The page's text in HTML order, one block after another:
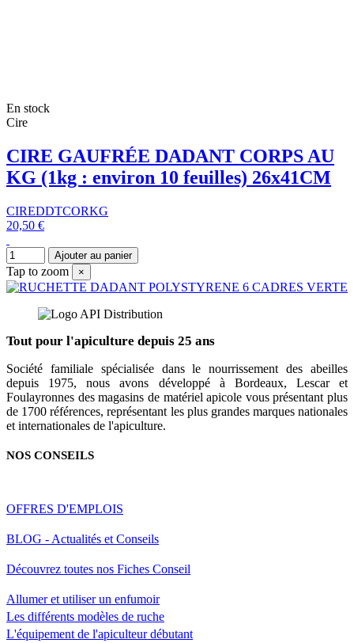
En stock
Cire
CIRE GAUFRÉE DADANT CORPS AU
KG (1kg : environ 10 feuilles) 26x41CM
CIREDDTCORKG
20,50 €
Ajouter au panier
Tap to zoom ×
Tout pour l'apiculture depuis 25 ans
Société familiale spécialisée dans le nourrissement des abeilles
depuis 1975, nous avons développé à Bordeaux, Lescar et
Foulayronnes des magasins de matériel apicole vous présentant plus
de 1700 références, représentant les plus grandes marques nationales
et internationales de l'apiculture.
NOS CONSEILS
OFFRES D'EMPLOIS
BLOG - Actualités et Conseils
Découvrez toutes nos Fiches Conseil
Allumer et utiliser un enfumoir
Les différents modèles de ruche
L'équipement de l'apiculteur débutant